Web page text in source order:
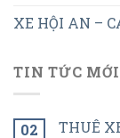
XE HỘI AN –
TIN TỨC MỚI
02 THUÊ